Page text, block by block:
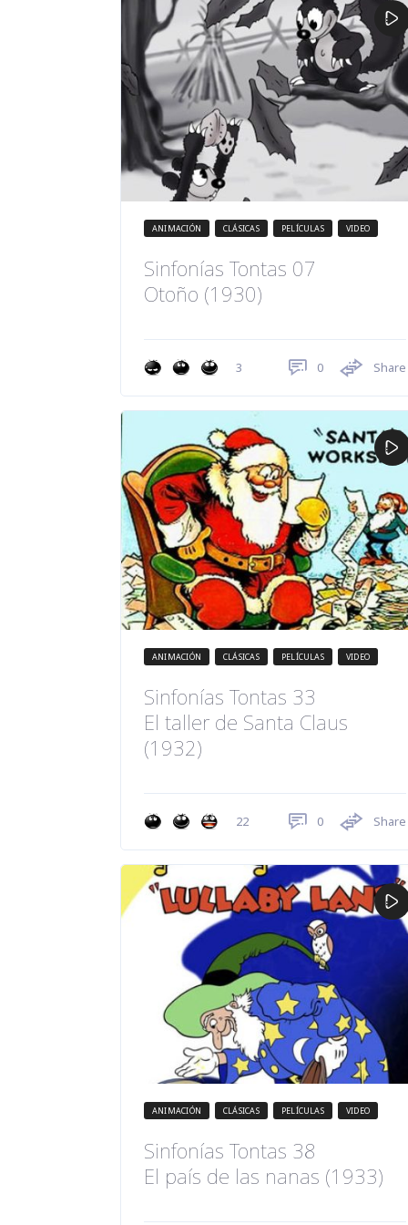
ANIMACIÓN CLÁSICAS PELÍCULAS VIDEO
Sinfonías Tontas 07
Otoño (1930)
3 0 Share
ANIMACIÓN CLÁSICAS PELÍCULAS VIDEO
Sinfonías Tontas 33
El taller de Santa Claus
(1932)
22 0 Share
ANIMACIÓN CLÁSICAS PELÍCULAS VIDEO
Sinfonías Tontas 38
El país de las nanas (1933)